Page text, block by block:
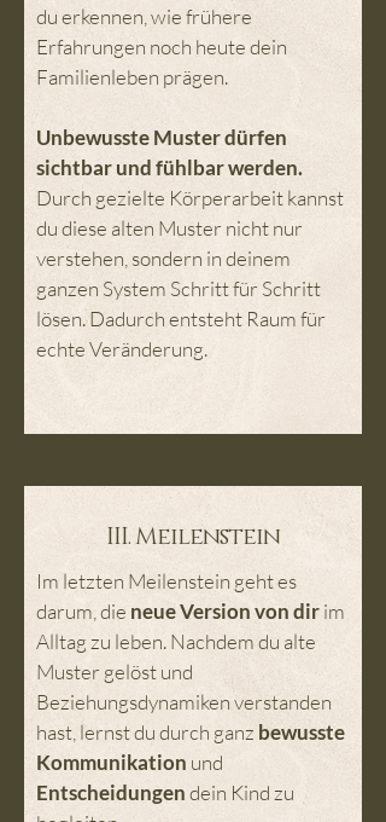
du erkennen, wie frühere
Erfahrungen noch heute dein
Familienleben prägen.
Unbewusste Muster dürfen
sichtbar und fühlbar werden.
Durch gezielte Körperarbeit kannst
du diese alten Muster nicht nur
verstehen, sondern in deinem
ganzen System Schritt für Schritt
lösen. Dadurch entsteht Raum für
echte Veränderung.
III. Meilenstein
Im letzten Meilenstein geht es
darum, die neue Version von dirim
Alltag zu leben. Nachdem du alte
Muster gelöst und
Beziehungsdynamiken verstanden
hast, lernst du durch ganz bewusste
Kommunikation und
Entscheidungendein Kind zu